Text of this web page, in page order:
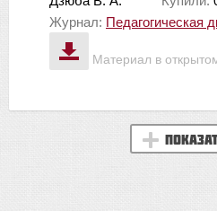
Материал в
Журнал: Педагогическая